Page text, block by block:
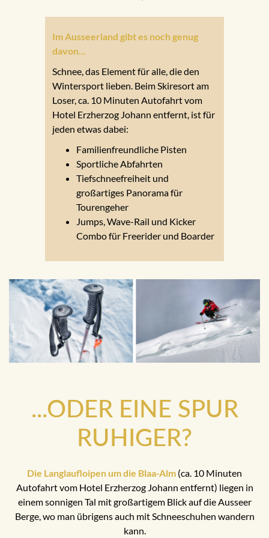
Im Ausseerland gibt es noch genug
davon...
Schnee, das Element für alle, die den
Wintersport lieben. Beim Skiresort am
Loser, ca. 10 Minuten Autofahrt vom
Hotel Erzherzog Johann entfernt, ist für
jeden etwas dabei:
Familienfreundliche Pisten
Sportliche Abfahrten
Tiefschneefreiheit und
großartiges Panorama für
Tourengeher
Jumps, Wave-Rail und Kicker
Combo für Freerider und Boarder
...ODER EINE SPUR
RUHIGER?
Die Langlaufloipen um die Blaa-Alm (ca. 10 Minuten
Autofahrt vom Hotel Erzherzog Johann entfernt) liegen in
einem sonnigen Tal mit großartigem Blick auf die Ausseer
Berge, wo man übrigens auch mit Schneeschuhen wandern
kann.